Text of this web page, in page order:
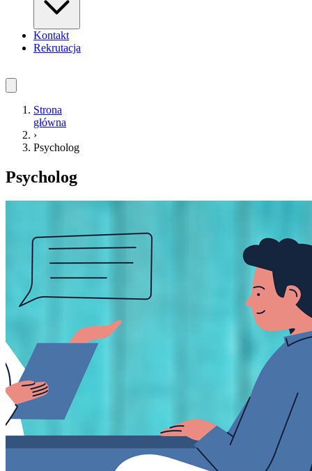
Kontakt
Rekrutacja
Strona
główna
›
Psycholog
Psycholog